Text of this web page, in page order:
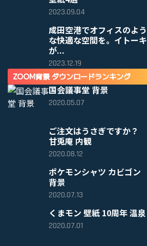
2023.09.04
成田空港でオフィスのよう
な快適な空間を。イトーキ
が...
2023.12.19
ZOOM背景 ダウンロードランキング
国会議事堂 背景
2020.05.07
ご注文はうさぎですか？
甘兎庵 内観
2020.08.12
ポケモンシャツ カビゴン
背景
2020.07.13
くまモン 壁紙 10周年 温泉
2020.07.01